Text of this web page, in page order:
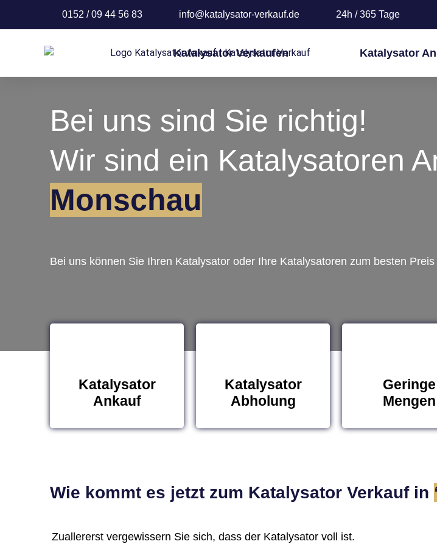
0152 / 09 44 56 83 info@katalysator-verkauf.de 24h / 365 Tage
Katalysator Verkaufen Katalysator
Bei uns sind Sie richtig!
Wir sind ein Katalysatoren
Monschau
Bei uns können Sie Ihren Katalysator oder Ihre Katalysatoren zum besten
Katalysator
Ankauf
Katalysator
Abholung
Geringe
Mengen
Wie kommt es jetzt zum Katalysator Verkauf in
Zuallererst vergewissern Sie sich, dass der Katalysator voll ist.